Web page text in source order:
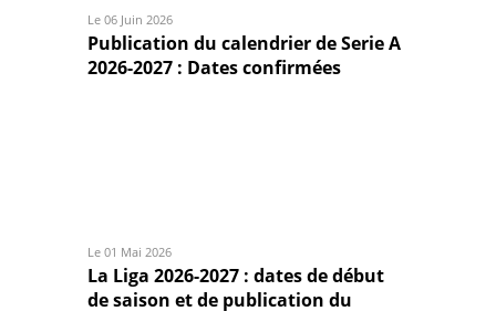
Le 06 Juin 2026
Publication du calendrier de Serie A
2026-2027 : Dates confirmées
Le 01 Mai 2026
La Liga 2026-2027 : dates de début
de saison et de publication du